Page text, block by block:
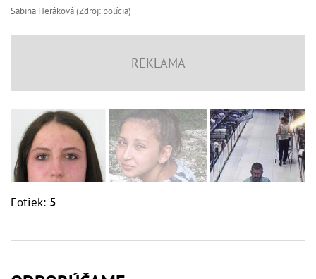
Sabina Heráková (Zdroj: polícia)
Fotiek: 5